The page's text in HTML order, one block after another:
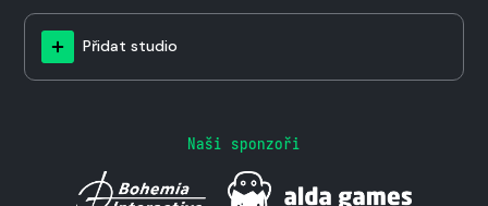
Přidat studio
Naši sponzoři